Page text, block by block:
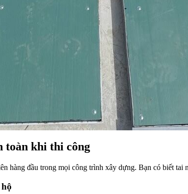
toàn khi thi công
hàng đầu trong mọi công trình xây dựng. Bạn có biết